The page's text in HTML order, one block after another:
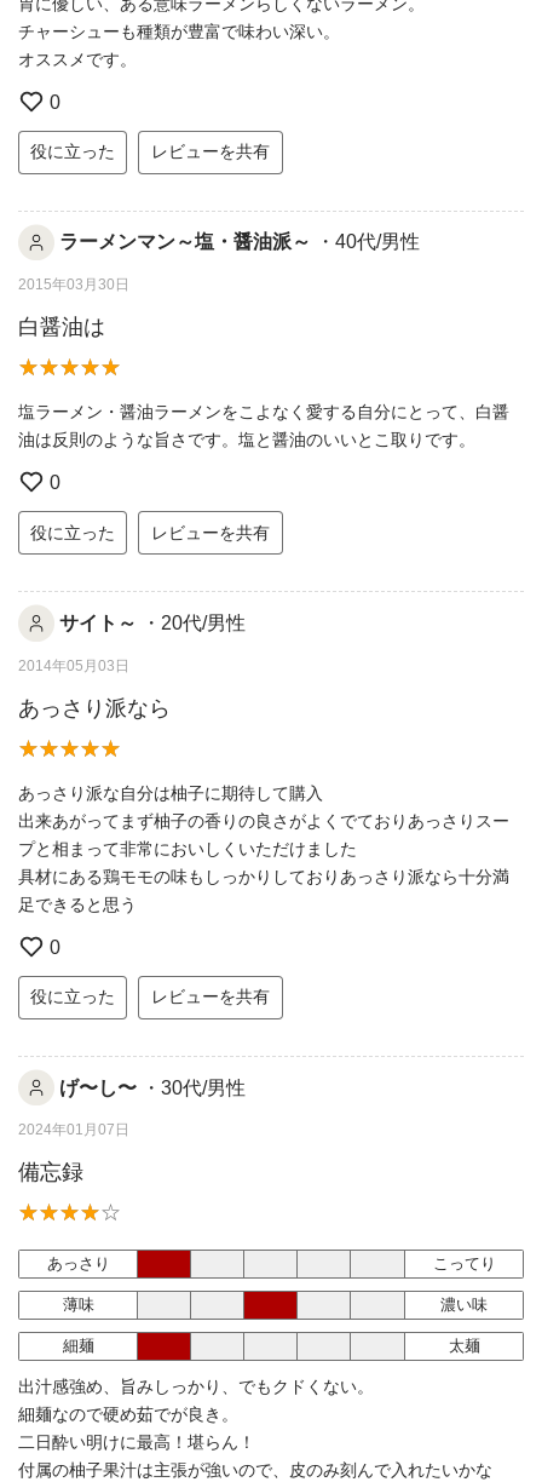
チャーシューも種類が豊富で味わい深い。
オススメです。
0
役に立った レビューを共有
ラーメンマン～塩・醤油派～ ・40代/男性
2015年03月30日
白醤油は
塩ラーメン・醤油ラーメンをこよなく愛する自分にとって、白醤
油は反則のような旨さです。塩と醤油のいいとこ取りです。
0
役に立った レビューを共有
サイト～ ・20代/男性
2014年05月03日
あっさり派なら
あっさり派な自分は柚子に期待して購入
出来あがってまず柚子の香りの良さがよくでておりあっさりスー
プと相まって非常においしくいただけました
具材にある鶏モモの味もしっかりしておりあっさり派なら十分満
足できると思う
0
役に立った レビューを共有
げ〜し〜 ・30代/男性
2024年01月07日
備忘録
あっさり こってり
薄味 濃い味
細麺 太麺
出汁感強め、旨みしっかり、でもクドくない。
細麺なので硬め茹でが良き。
二日酔い明けに最高！堪らん！
付属の柚子果汁は主張が強いので、皮のみ刻んで入れたいかな